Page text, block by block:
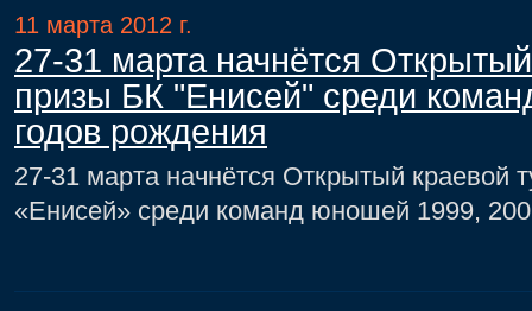
11 марта 2012 г.
27-31 марта начнётся
призы БК "Енисей" среди
годов рождения
27-31 марта начнётся Открытый краевой
«Енисей» среди команд юношей 1999,